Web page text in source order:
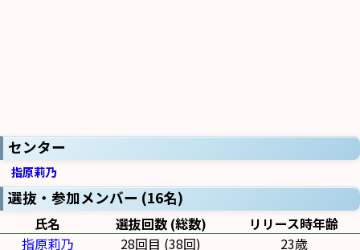
センター
指原莉乃
選抜・参加メンバー (16名)
氏名 選抜回数 (総数)
リリース時年齢
指原莉乃
28回目 (38回)
23歳